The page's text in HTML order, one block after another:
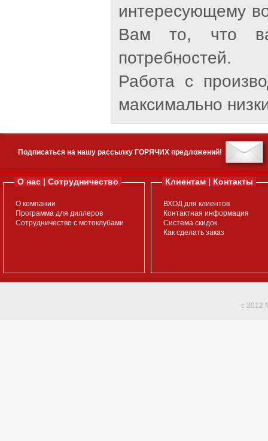
интересующему
Вам то, что
потребностей.
Работа с
максимально
Подписаться на нашу рассылку ГОРЯЧИХ предложений!
О нас | Сотрудничество
О компании
Программа для диллеров
Сотрудничество с мотоклубами
Клиентам | Контакты
ВХОД для клиентов
Контактная информация
Система скидок
Как сделать заказ
c 2012